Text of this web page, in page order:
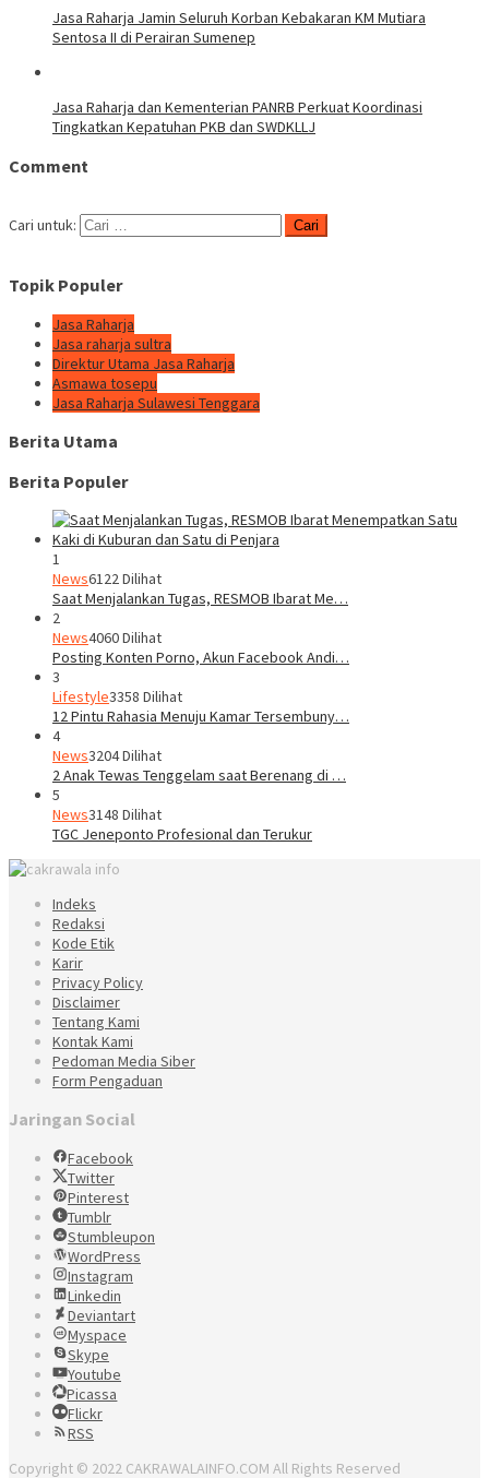
Jasa Raharja Jamin Seluruh Korban Kebakaran KM Mutiara
Sentosa II di Perairan Sumenep
Jasa Raharja dan Kementerian PANRB Perkuat Koordinasi
Tingkatkan Kepatuhan PKB dan SWDKLLJ
Comment
Cari untuk:
Topik Populer
Jasa Raharja
Jasa raharja sultra
Direktur Utama Jasa Raharja
Asmawa tosepu
Jasa Raharja Sulawesi Tenggara
Berita Utama
Berita Populer
1
News6122 Dilihat
Saat Menjalankan Tugas, RESMOB Ibarat Me…
2
News4060 Dilihat
Posting Konten Porno, Akun Facebook Andi…
3
Lifestyle3358 Dilihat
12 Pintu Rahasia Menuju Kamar Tersembuny…
4
News3204 Dilihat
2 Anak Tewas Tenggelam saat Berenang di …
5
News3148 Dilihat
TGC Jeneponto Profesional dan Terukur
Indeks
Redaksi
Kode Etik
Karir
Privacy Policy
Disclaimer
Tentang Kami
Kontak Kami
Pedoman Media Siber
Form Pengaduan
Jaringan Social
Facebook
Twitter
Pinterest
Tumblr
Stumbleupon
WordPress
Instagram
Linkedin
Deviantart
Myspace
Skype
Youtube
Picassa
Flickr
RSS
Copyright © 2022 CAKRAWALAINFO.COM All Rights Reserved